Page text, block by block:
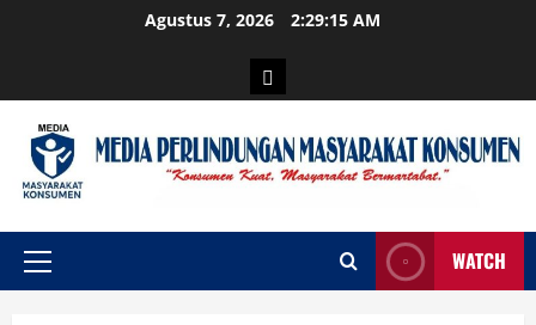
Agustus 7, 2026 2:29:16 AM
Login
Primary
WATCH